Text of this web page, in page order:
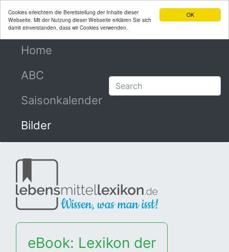
OK
Cookies erleichtern die Bereitstellung der Inhalte dieser
Webseite. Mit der Nutzung dieser Webseite erklären Sie sich
damit einverstanden, dass wir Cookies verwenden.
Home
ABC
Saisonkalender
Bilder
eBook: Lexikon der